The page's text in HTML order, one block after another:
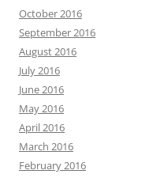
October 2016
September 2016
August 2016
July 2016
June 2016
May 2016
April 2016
March 2016
February 2016